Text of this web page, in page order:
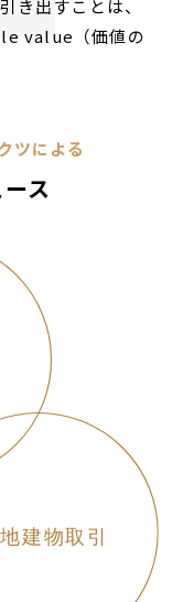
き出すことは、
value（価値の
ツによる
ス